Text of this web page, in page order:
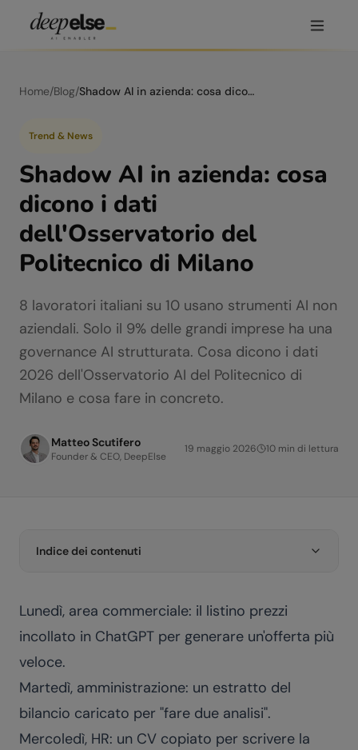
Home/Blog/ Shadow AI in azienda: cosa dicono i dati dell'Osservatorio del Politecnico di Milano
Trend & News
Shadow AI in azienda: cosa
dicono i dati
dell'Osservatorio del
Politecnico di Milano
8 lavoratori italiani su 10 usano strumenti AI non
aziendali. Solo il 9% delle grandi imprese ha una
governance AI strutturata. Cosa dicono i dati
2026 dell'Osservatorio AI del Politecnico di
Milano e cosa fare in concreto.
Matteo Scutifero
Founder & CEO, DeepElse
19 maggio 2026 10 min di lettura
Indice dei contenuti
Lunedì, area commerciale: il listino prezzi
incollato in ChatGPT per generare un'offerta più
veloce.
Martedì, amministrazione: un estratto del
bilancio caricato per "fare due analisi".
Mercoledì, HR: un CV copiato per scrivere la